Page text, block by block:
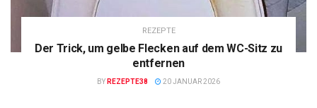
REZEPTE
Der Trick, um gelbe Flecken auf dem WC-Sitz zu
entfernen
BY REZEPTE38 20 JANUAR 2026